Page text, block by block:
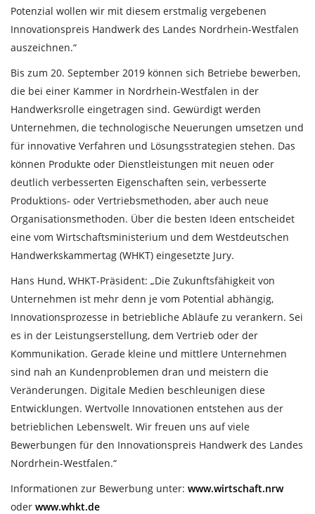
Potenzial wollen wir mit diesem erstmalig vergebenen
Innovationspreis Handwerk des Landes Nordrhein-Westfalen
auszeichnen.“
Bis zum 20. September 2019 können sich Betriebe bewerben,
die bei einer Kammer in Nordrhein-Westfalen in der
Handwerksrolle eingetragen sind. Gewürdigt werden
Unternehmen, die technologische Neuerungen umsetzen und
für innovative Verfahren und Lösungsstrategien stehen. Das
können Produkte oder Dienstleistungen mit neuen oder
deutlich verbesserten Eigenschaften sein, verbesserte
Produktions- oder Vertriebsmethoden, aber auch neue
Organisationsmethoden. Über die besten Ideen entscheidet
eine vom Wirtschaftsministerium und dem Westdeutschen
Handwerkskammertag (WHKT) eingesetzte Jury.
Hans Hund, WHKT-Präsident: „Die Zukunftsfähigkeit von
Unternehmen ist mehr denn je vom Potential abhängig,
Innovationsprozesse in betriebliche Abläufe zu verankern. Sei
es in der Leistungserstellung, dem Vertrieb oder der
Kommunikation. Gerade kleine und mittlere Unternehmen
sind nah an Kundenproblemen dran und meistern die
Veränderungen. Digitale Medien beschleunigen diese
Entwicklungen. Wertvolle Innovationen entstehen aus der
betrieblichen Lebenswelt. Wir freuen uns auf viele
Bewerbungen für den Innovationspreis Handwerk des Landes
Nordrhein-Westfalen.“
Informationen zur Bewerbung unter: www.wirtschaft.nrw
oder www.whkt.de